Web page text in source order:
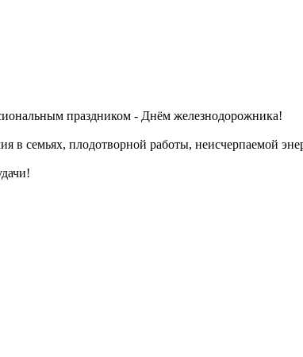
праздником - Днём железнодорожника!
в семьях, плодотворной работы, неисчерпаемой